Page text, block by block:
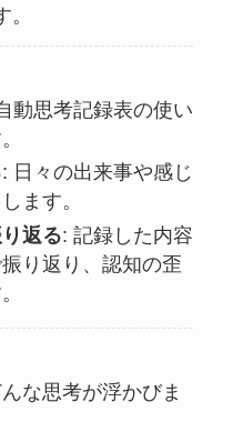
動思考記録表の使い
: 日々の出来事や感じ
ます。
返る: 記録した内容
り返り、認知の歪
な思考が浮かびま